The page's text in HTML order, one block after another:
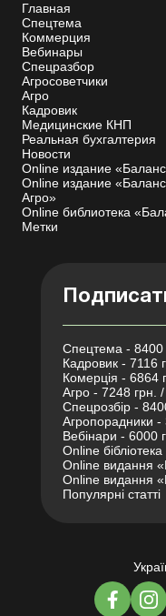
Главная
Спецтема
Коммерция
Вебинары
Спецразбор
Агросоветчики
Агро
Кадровик
Медицинские КНП
Реальная бухгалтерия
Новости
Online издание
Online издание
Агро»
Online библиотека
Метки
Спецтема - 8400
Кадровик - 7116
Комерція - 6864
Агро - 7248 грн. /
Спецрозбір -
Агропорадники -
Вебінари - 6000
Online
Online видання
Online видання
Популярні статті